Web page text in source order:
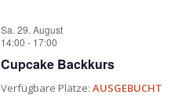
Sa. 29. August
14:00 - 17:00
Cupcake Backkurs
Verfügbare Plätze: AUSGEBUCHT